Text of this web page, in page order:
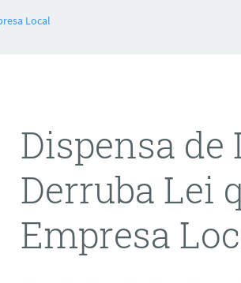
Local
Dispensa de
Derruba Lei
Empresa